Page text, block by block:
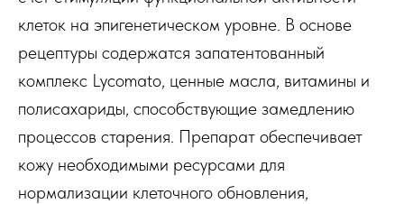
клеток на эпигенетическом уровне. В основе
рецептуры содержатся запатентованный
комплекс Lycomato, ценные масла, витамины и
полисахариды, способствующие замедлению
процессов старения. Препарат обеспечивает
кожу необходимыми ресурсами для
нормализации клеточного обновления,